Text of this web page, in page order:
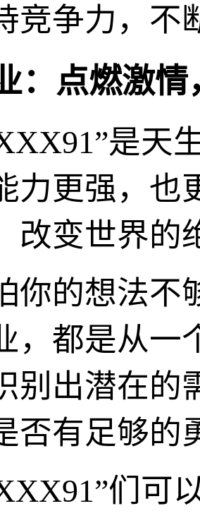
竞争力，不
：点燃激
是天
力更强，也
改变世界的
你的想法不
，都是从一
别出潜在的
否有足够的
们可